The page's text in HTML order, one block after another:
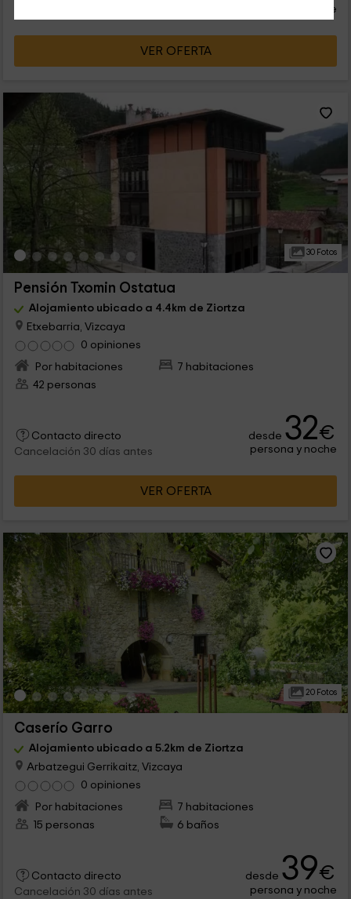
persona y noche
VER OFERTA
30 Fotos
Pensión Txomin Ostatua
Alojamiento ubicado a 4.4km de Ziortza
Etxebarria, Vizcaya
0 opiniones
Por habitaciones
7 habitaciones
42 personas
Contacto directo
Cancelación 30 días antes
desde 32€
persona y noche
VER OFERTA
20 Fotos
Caserío Garro
Alojamiento ubicado a 5.2km de Ziortza
Arbatzegui Gerrikaitz, Vizcaya
0 opiniones
Por habitaciones
7 habitaciones
15 personas
6 baños
Contacto directo
Cancelación 30 días antes
desde 39€
persona y noche